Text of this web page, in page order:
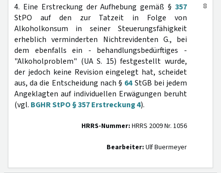
8
4. Eine Erstreckung der Aufhebung gemäß § 357
StPO auf den zur Tatzeit in Folge von
Alkoholkonsum in seiner Steuerungsfähigkeit
erheblich verminderten Nichtrevidenten G., bei
dem ebenfalls ein - behandlungsbedürftiges -
"Alkoholproblem" (UA S. 15) festgestellt wurde,
der jedoch keine Revision eingelegt hat, scheidet
aus, da die Entscheidung nach § 64StGB bei jedem
Angeklagten auf individuellen Erwägungen beruht
(vgl. BGHR StPO § 357 Erstreckung 4).
HRRS-Nummer: HRRS 2009 Nr. 1056
Bearbeiter: Ulf Buermeyer